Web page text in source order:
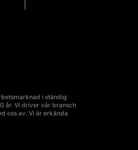
i ständig
år. Vi driver vår bransch
oss av. Vi är erkända